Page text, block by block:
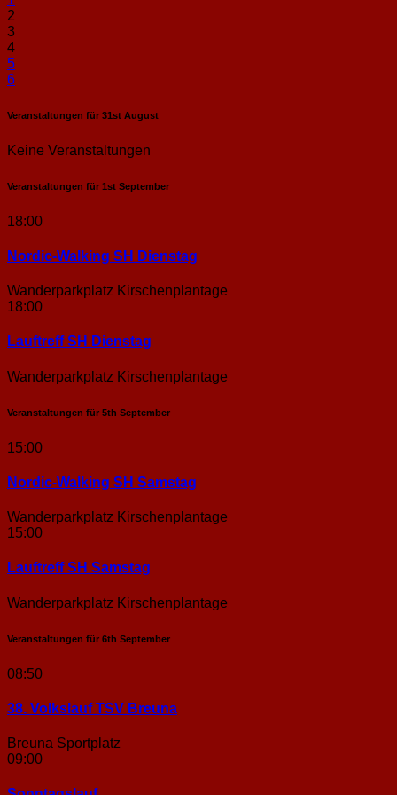
2
3
4
5
6
Veranstaltungen für 31st August
Keine Veranstaltungen
Veranstaltungen für 1st September
18:00
Nordic-Walking SH Dienstag
Wanderparkplatz Kirschenplantage
18:00
Lauftreff SH Dienstag
Wanderparkplatz Kirschenplantage
Veranstaltungen für 5th September
15:00
Nordic-Walking SH Samstag
Wanderparkplatz Kirschenplantage
15:00
Lauftreff SH Samstag
Wanderparkplatz Kirschenplantage
Veranstaltungen für 6th September
08:50
38. Volkslauf TSV Breuna
Breuna Sportplatz
09:00